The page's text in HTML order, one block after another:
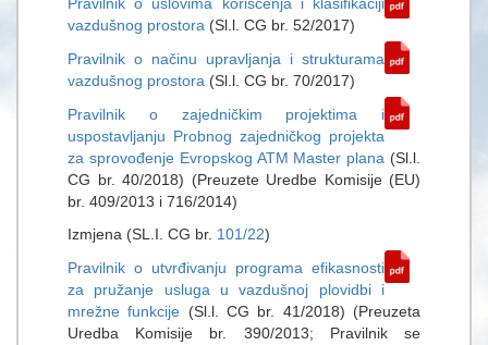
vazdušnog prostora (Sl.l. CG br. 52/2017)
Pravilnik o načinu upravljanja i strukturama
vazdušnog prostora (Sl.l. CG br. 70/2017)
Pravilnik o zajedničkim projektima i
uspostavljanju Probnog zajedničkog projekta
za sprovođenje Evropskog ATM Master plana (Sl.l.
CG br. 40/2018) (Preuzete Uredbe Komisije (EU)
br. 409/2013 i 716/2014)
Izmjena (SL.I. CG br. 101/22)
Pravilnik o utvrđivanju programa efikasnosti
za pružanje usluga u vazdušnoj plovidbi i
mrežne funkcije (Sl.l. CG br. 41/2018) (Preuzeta
Uredba Komisije br. 390/2013; Pravilnik se